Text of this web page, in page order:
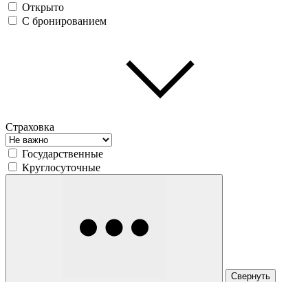
Открыто
С бронированием
Страховка
Государственные
Круглосуточные
Свернуть